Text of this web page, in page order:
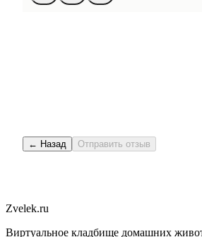
← Назад Отправить отзыв
Zvelek.ru
Виртуальное кладбище домашних